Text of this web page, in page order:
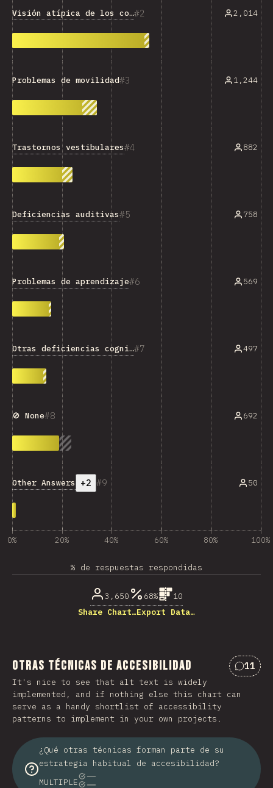
2
Visión atípica de los colores 2,014
3
Problemas de movilidad 1,244
4
Trastornos vestibulares 882
5
Deficiencias auditivas 758
6
Problemas de aprendizaje 569
7
Otras deficiencias cognitivas 497
8
🚫 None 692
9
Other Answers +2 50
0% 20% 40% 60% 80% 100%
% de respuestas respondidas
3,650 68%
10
Share Chart…Export Data…
Otras técnicas de accesibilidad 11
It's nice to see that alt text is widely
implemented, and if nothing else this chart can
serve as a handy shortlist of accessibility
patterns to implement in your own projects.
¿Qué otras técnicas forman parte de su
estrategia habitual de accesibilidad?
MULTIPLE